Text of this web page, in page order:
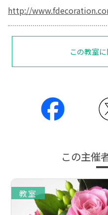
http://
この教室
この主催
教室